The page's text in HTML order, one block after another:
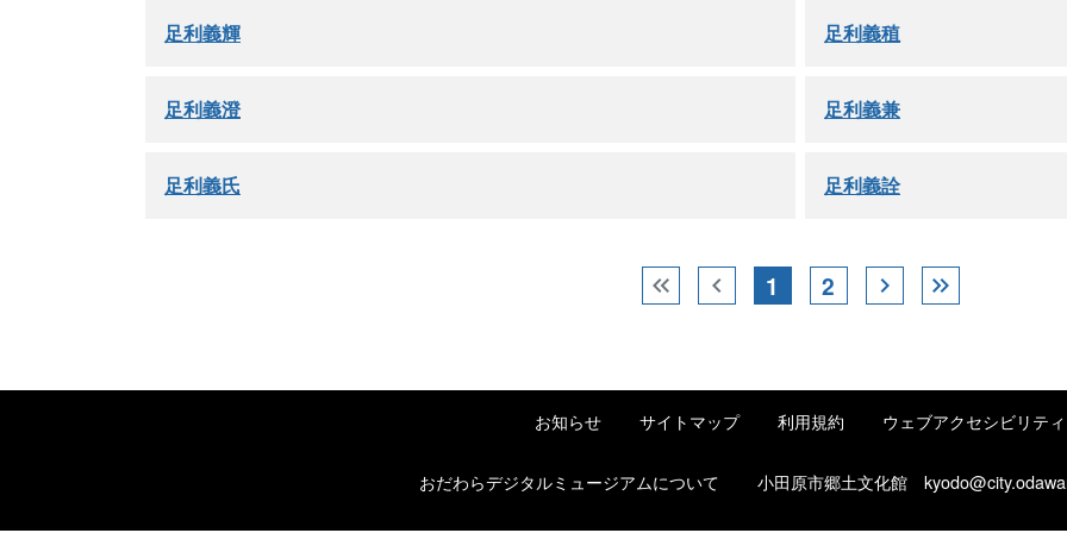
足利義輝 足利義稙
足利義澄 足利義兼
足利義氏 足利義詮
keyboard_double_arrow_left chevron_left 1 2 chevron_right keyboard_double_arrow_right
お知らせ サイトマップ 利用規約 ウェブアクセシビリティ
おだわらデジタルミュージアムについて 小田原市郷土文化館